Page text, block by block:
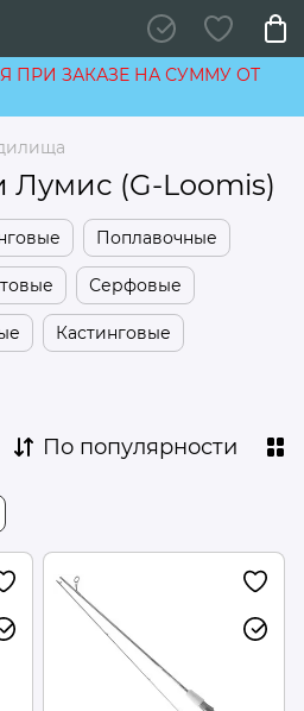
ПРИ ЗАКАЗЕ НА СУММУ ОТ
(G-Loomis)
Поплавочные
Серфовые
Кастинговые
По популярности